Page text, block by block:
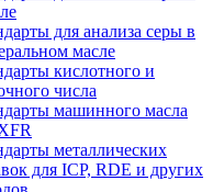
для анализа серы в
масле
кислотного и
числа
машинного масла
металлических
для ICP, RDE и других